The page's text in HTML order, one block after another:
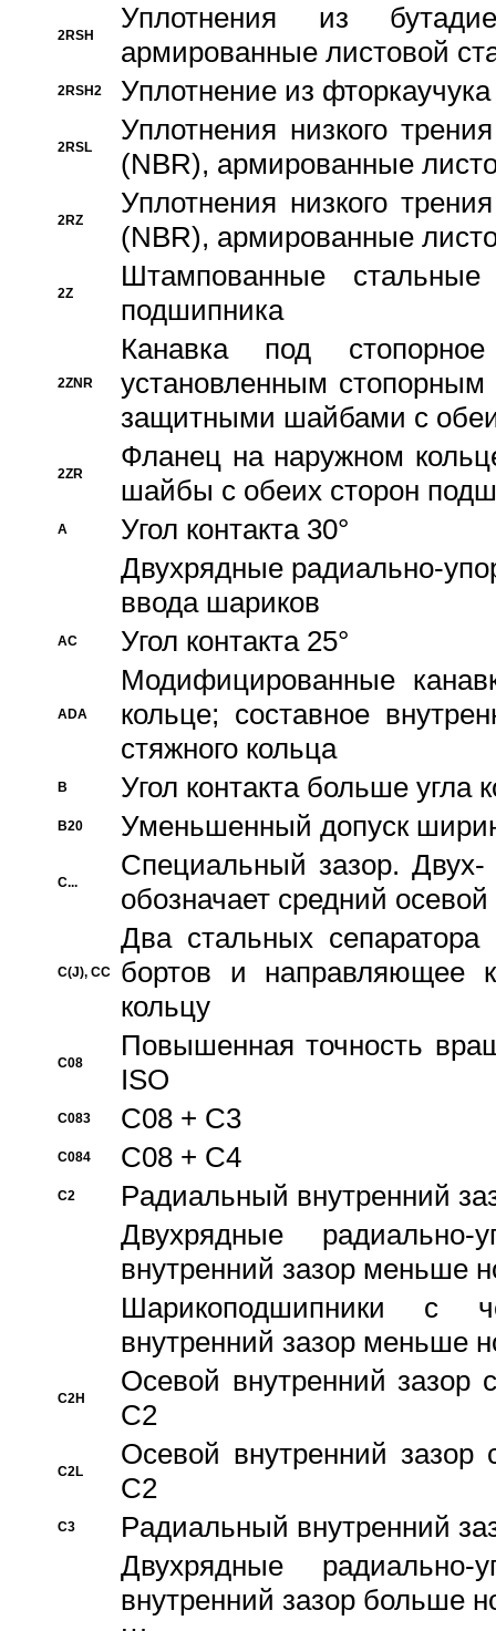
2RSH
Уплотнения из
армированные листовой
2RSH2 Уплотнение из
2RSL
Уплотнения низкого
(NBR), армированные
2RZ
Уплотнения низкого
(NBR), армированные
2Z
Штампованные
подшипника
2ZNR
Канавка под
установленным
защитными шайбами с
2ZR
Фланец на наружном
шайбы с обеих сторон
A
Угол контакта 30°
Двухрядные радиально-
ввода шариков
AC Угол контакта 25°
ADA
Модифицированные
кольце; составное
стяжного кольца
B Угол контакта больше угла
B20 Уменьшенный допуск
C...
Специальный зазор.
обозначает средний
C(J), CC
Два стальных сепаратора
бортов и направляющее
кольцу
C08
Повышенная точность
ISO
C083 C08 + C3
C084 C08 + C4
C2
Pадиальный внутренний
Двухрядные радиально-
внутренний зазор меньше
Шарикоподшипники с
внутренний зазор меньше
C2H
Осевой внутренний зазор
C2
C2L
Осевой внутренний зазор
C2
C3
Pадиальный внутренний
Двухрядные радиально-
внутренний зазор больше